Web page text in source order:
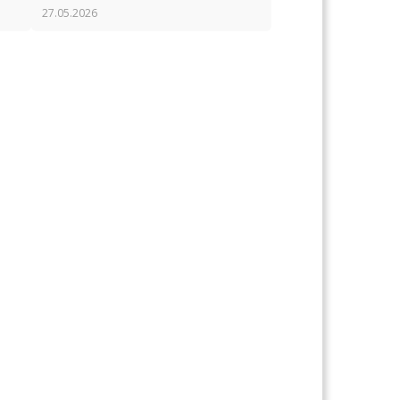
27.05.2026